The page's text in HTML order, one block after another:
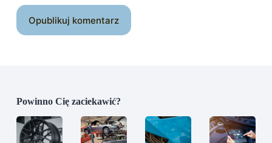
Opublikuj komentarz
Powinno Cię zaciekawić?